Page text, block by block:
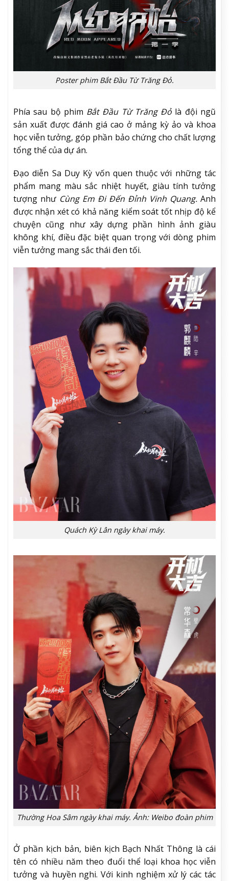
Poster phim Bắt Đầu Từ Trăng Đỏ.
Phía sau bộ phim Bắt Đầu Từ Trăng Đỏ là đội ngũ
sản xuất được đánh giá cao ở mảng kỳ ảo và khoa
học viễn tưởng, góp phần bảo chứng cho chất lượng
tổng thể của dự án.
Đạo diễn Sa Duy Kỳ vốn quen thuộc với những tác
phẩm mang màu sắc nhiệt huyết, giàu tính tưởng
tượng như Cùng Em Đi Đến Đỉnh Vinh Quang. Anh
được nhận xét có khả năng kiểm soát tốt nhịp độ kể
chuyện cũng như xây dựng phần hình ảnh giàu
không khí, điều đặc biệt quan trọng với dòng phim
viễn tưởng mang sắc thái đen tối.
Quách Kỳ Lân ngày khai máy.
Thường Hoa Sâm ngày khai máy. Ảnh: Weibo đoàn phim
Ở phần kịch bản, biên kịch Bạch Nhất Thông là cái
tên có nhiều năm theo đuổi thể loại khoa học viễn
tưởng và huyền nghi. Với kinh nghiệm xử lý các tác